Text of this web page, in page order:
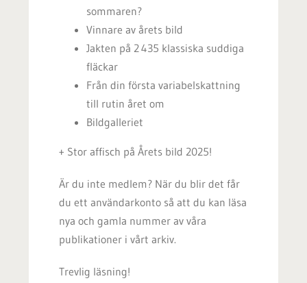
sommaren?
Vinnare av årets bild
Jakten på 2 435 klassiska suddiga
fläckar
Från din första variabelskattning
till rutin året om
Bildgalleriet
+ Stor affisch på Årets bild 2025!
Är du inte medlem? När du blir det får
du ett användarkonto så att du kan läsa
nya och gamla nummer av våra
publikationer i vårt arkiv.
Trevlig läsning!